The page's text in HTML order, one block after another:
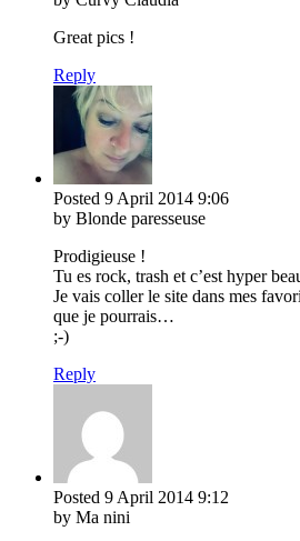
Great pics !
Reply
Posted 9 April 2014 9:06
by Blonde paresseuse
Prodigieuse !
Tu es rock, trash et c’est hyper
Je vais coller le site dans mes
que je pourrais…
;-)
Reply
Posted 9 April 2014 9:12
by Ma nini